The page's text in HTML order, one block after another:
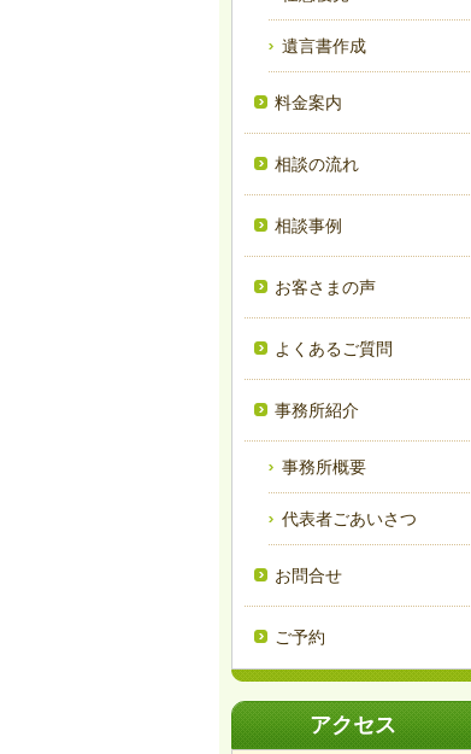
遺言書作成
料金案内
相談の流れ
相談事例
お客さまの声
よくあるご質問
事務所紹介
事務所概要
代表者ごあいさつ
お問合せ
ご予約
アクセス